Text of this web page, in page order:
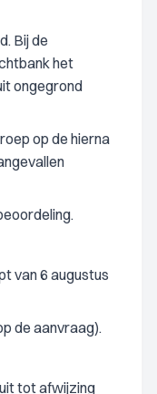
Bij de
het
ongegrond
op de hierna
van 6 augustus
de aanvraag).
tot afwijzing